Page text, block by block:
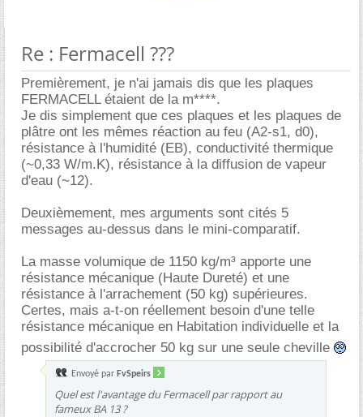
Re : Fermacell ???
Premièrement, je n'ai jamais dis que les plaques
FERMACELL étaient de la m****.
Je dis simplement que ces plaques et les plaques de
plâtre ont les mêmes réaction au feu (A2-s1, d0),
résistance à l'humidité (EB), conductivité thermique
(~0,33 W/m.K), résistance à la diffusion de vapeur
d'eau (~12).
Deuxièmement, mes arguments sont cités 5
messages au-dessus dans le mini-comparatif.
La masse volumique de 1150 kg/m³ apporte une
résistance mécanique (Haute Dureté) et une
résistance à l'arrachement (50 kg) supérieures.
Certes, mais a-t-on réellement besoin d'une telle
résistance mécanique en Habitation individuelle et la
possibilité d'accrocher 50 kg sur une seule cheville
Envoyé par FvSpeirs
Quel est l'avantage du Fermacell par rapport au
fameux BA 13 ?